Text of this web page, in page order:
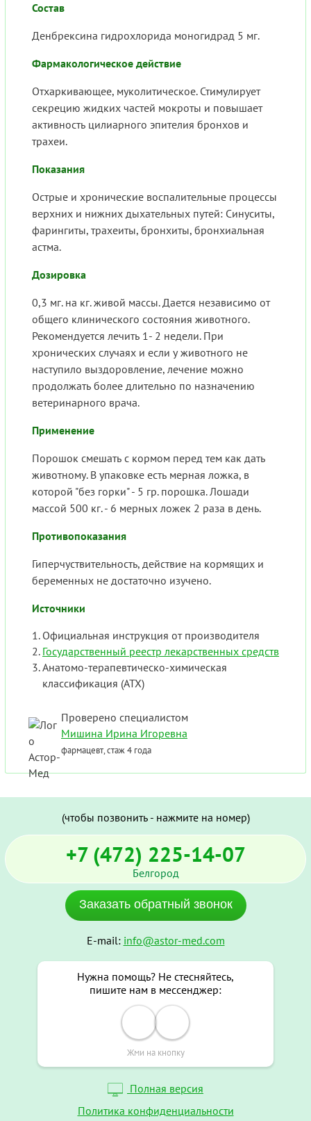
Состав
Денбрексина гидрохлорида моногидрад 5 мг.
Фармакологическое действие
Отхаркивающее, муколитическое. Стимулирует
секрецию жидких частей мокроты и повышает
активность цилиарного эпителия бронхов и
трахеи.
Показания
Острые и хронические воспалительные процессы
верхних и нижних дыхательных путей: Синуситы,
фарингиты, трахеиты, бронхиты, бронхиальная
астма.
Дозировка
0,3 мг. на кг. живой массы. Дается независимо от
общего клинического состояния животного.
Рекомендуется лечить 1- 2 недели. При
хронических случаях и если у животного не
наступило выздоровление, лечение можно
продолжать более длительно по назначению
ветеринарного врача.
Применение
Порошок смешать с кормом перед тем как дать
животному. В упаковке есть мерная ложка, в
которой "без горки" - 5 гр. порошка. Лошади
массой 500 кг. - 6 мерных ложек 2 раза в день.
Противопоказания
Гиперчуствительность, действие на кормящих и
беременных не достаточно изучено.
Источники
Официальная инструкция от производителя
Государственный реестр лекарственных средств
Анатомо-терапевтическо-химическая
классификация (ATX)
Проверено специалистом
Мишина Ирина Игоревна
фармацевт, стаж 4 года
(чтобы позвонить - нажмите на номер)
+7 (472) 225-14-07
Белгород
Заказать обратный звонок
E-mail: info@astor-med.com
Нужна помощь? Не стесняйтесь,
пишите нам в мессенджер:
Жми на кнопку
Полная версия
Политика конфиденциальности